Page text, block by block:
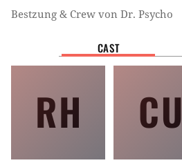
Bestzung & Crew von Dr. Psycho
CAST
RH CU